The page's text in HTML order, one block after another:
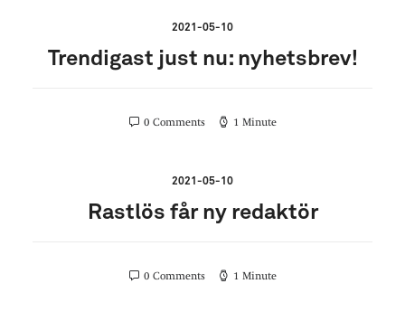
2021-05-10
Trendigast just nu: nyhetsbrev!
0 Comments 1 Minute
2021-05-10
Rastlös får ny redaktör
0 Comments 1 Minute